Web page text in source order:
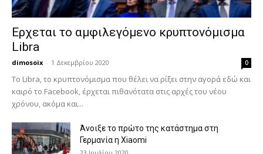
Ερχεται το αμφιλεγόμενο κρυπτονόμισμα
Libra
dimosoix - 1 Δεκεμβρίου 2020 0
Το Libra, το κρυπτονόμισμα που θέλει να ρίξει στην αγορά εδώ και
καιρό το Facebook, έρχεται πιθανότατα στις αρχές του νέου
χρόνου, ακόμα και...
Άνοιξε το πρώτο της κατάστημα στη
Γερμανία η Xiaomi